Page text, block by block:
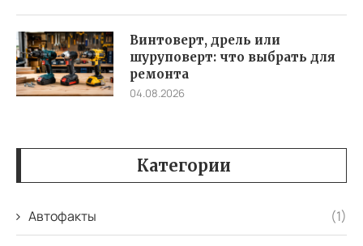
Винтоверт, дрель или
шуруповерт: что выбрать для
ремонта
04.08.2026
Категории
Автофакты (1)